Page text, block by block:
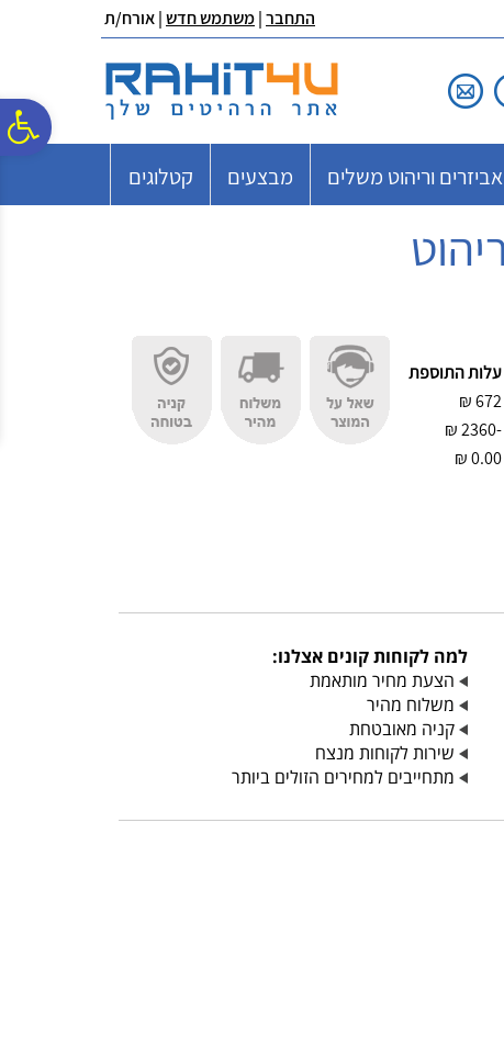
נגישות
אתר
המרכזי
התחבר|משתמש חדש| אורח/ת
אביזרים וריהוט משלים מבצעים קטלוגים
עלות התוספת
672
₪
-2360
₪
0.00
₪
למה לקוחות קונים אצלנו:
הצעת מחיר מותאמת
משלוח מהיר
קניה מאובטחת
שירות לקוחות מנצח
מתחייבים למחירים הזולים ביותר